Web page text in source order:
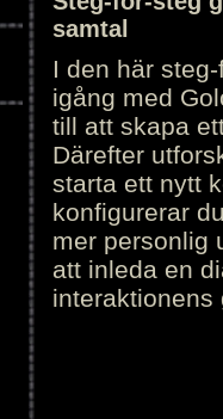
samtal
I den här
igång med
till att skapa
Därefter
starta ett nytt
konfigurerar
mer personlig
att inleda en
interaktionens